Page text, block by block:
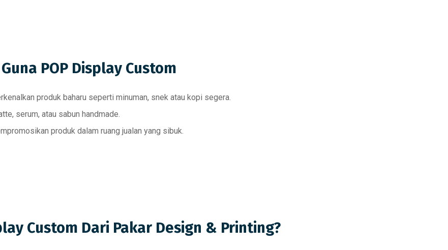
POP Display Custom
produk baharu seperti minuman, snek atau kopi segera.
serum, atau sabun handmade.
produk dalam ruang jualan yang sibuk.
Custom Dari Pakar Design & Printing?